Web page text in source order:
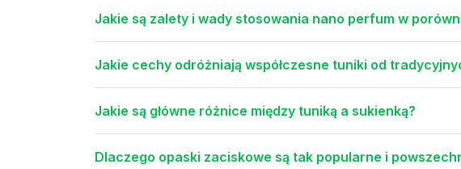
Jakie są zalety i wady stosowania nano perfum w
Jakie cechy odróżniają współczesne tuniki od
Jakie są główne różnice między tuniką a sukienką?
Dlaczego opaski zaciskowe są tak popularne i